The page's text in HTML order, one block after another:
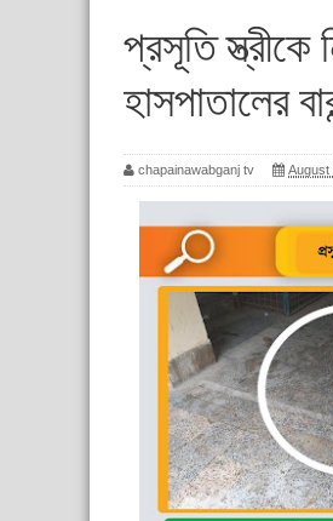
প্রসূতি স্ত্রীকে
হাসপাতালের
chapainawabganj tv August